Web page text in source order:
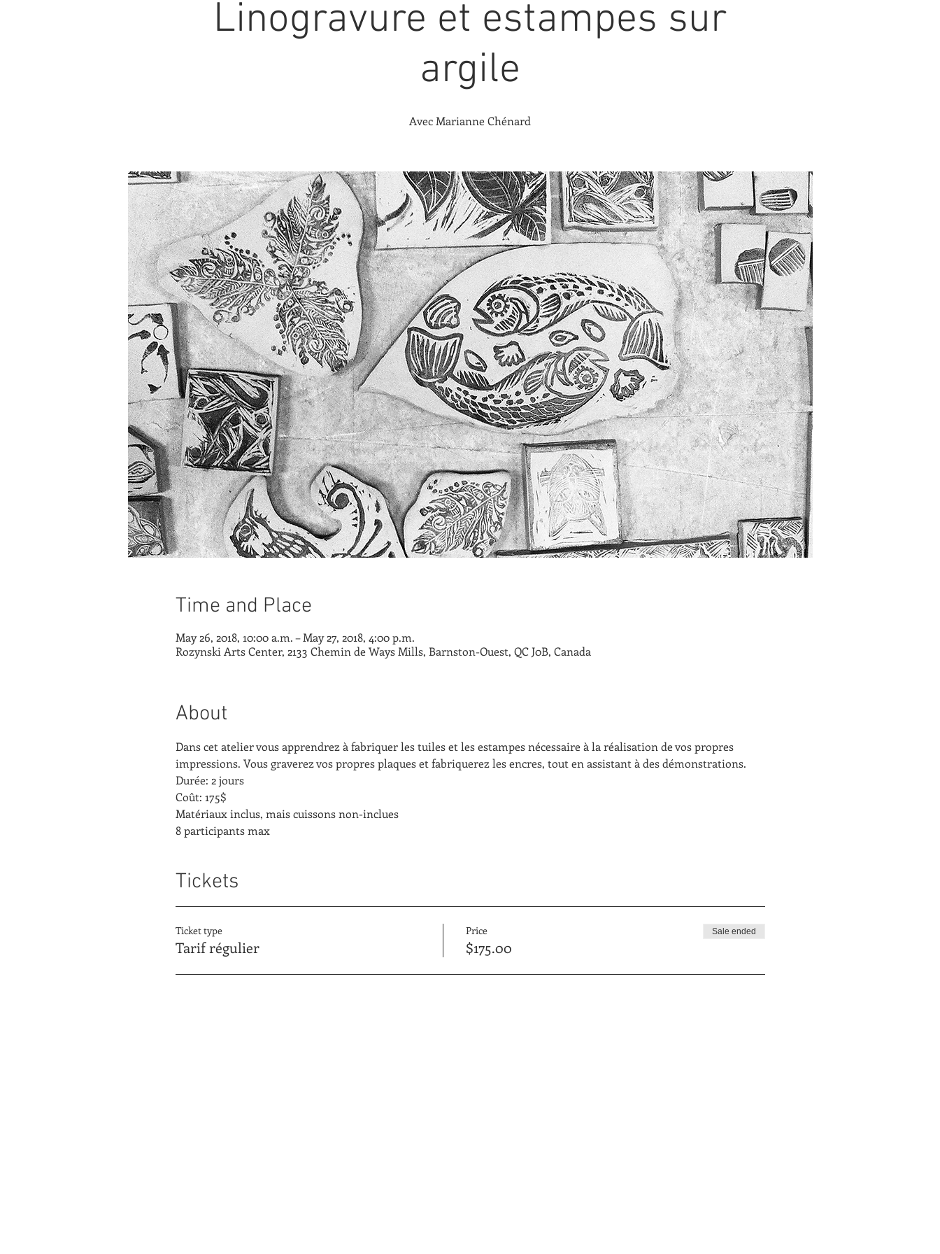
Linogravure et estampes sur
argile
Avec Marianne Chénard
Time and Place
May 26, 2018, 10:00 a.m. – May 27, 2018, 4:00 p.m.
Rozynski Arts Center, 2133 Chemin de Ways Mills, Barnston-Ouest, QC J0B, Canada
About
Dans cet atelier vous apprendrez à fabriquer les tuiles et les estampes nécessaire à la réalisation de vos propres
impressions. Vous graverez vos propres plaques et fabriquerez les encres, tout en assistant à des démonstrations.
Durée: 2 jours
Coût: 175$
Matériaux inclus, mais cuissons non-inclues
8 participants max
Tickets
Ticket type
Tarif régulier
Price
$175.00
Sale ended